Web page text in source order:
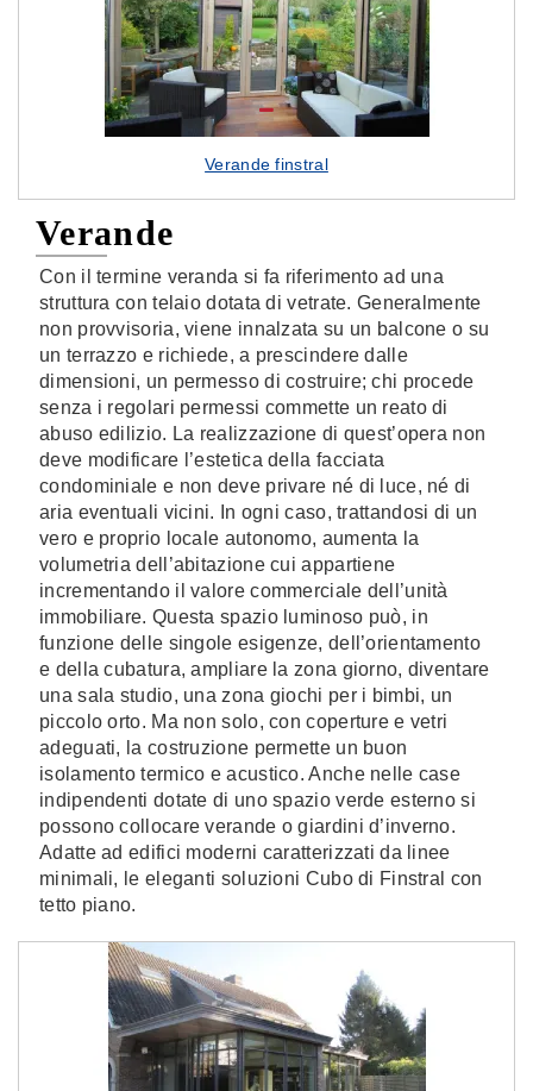
Verande finstral
Verande
Con il termine veranda si fa riferimento ad una
struttura con telaio dotata di vetrate. Generalmente
non provvisoria, viene innalzata su un balcone o su
un terrazzo e richiede, a prescindere dalle
dimensioni, un permesso di costruire; chi procede
senza i regolari permessi commette un reato di
abuso edilizio. La realizzazione di quest’opera non
deve modificare l’estetica della facciata
condominiale e non deve privare né di luce, né di
aria eventuali vicini. In ogni caso, trattandosi di un
vero e proprio locale autonomo, aumenta la
volumetria dell’abitazione cui appartiene
incrementando il valore commerciale dell’unità
immobiliare. Questa spazio luminoso può, in
funzione delle singole esigenze, dell’orientamento
e della cubatura, ampliare la zona giorno, diventare
una sala studio, una zona giochi per i bimbi, un
piccolo orto. Ma non solo, con coperture e vetri
adeguati, la costruzione permette un buon
isolamento termico e acustico. Anche nelle case
indipendenti dotate di uno spazio verde esterno si
possono collocare verande o giardini d’inverno.
Adatte ad edifici moderni caratterizzati da linee
minimali, le eleganti soluzioni Cubo di Finstral con
tetto piano.